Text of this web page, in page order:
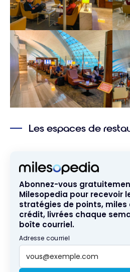
Les espaces de
Abonnez-vous
Milesopedia pour recevoir
stratégies de points,
crédit, livrées chaque
boîte courriel.
Adresse courriel